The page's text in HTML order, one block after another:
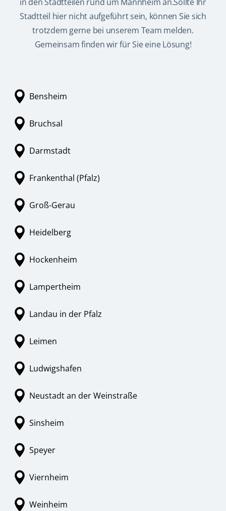
in den Stadtteilen rund um Mannheim an.Sollte Ihr
Stadtteil hier nicht aufgeführt sein, können Sie sich
trotzdem gerne bei unserem Team melden.
Gemeinsam finden wir für Sie eine Lösung!
Bensheim
Bruchsal
Darmstadt
Frankenthal (Pfalz)
Groß-Gerau
Heidelberg
Hockenheim
Lampertheim
Landau in der Pfalz
Leimen
Ludwigshafen
Neustadt an der Weinstraße
Sinsheim
Speyer
Viernheim
Weinheim